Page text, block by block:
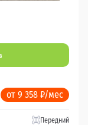
от 9 358 ₽/мес
Передний